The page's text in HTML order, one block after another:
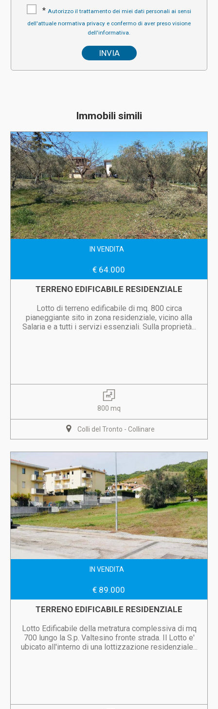
* Autorizzo il trattamento dei miei dati personali ai sensi
dell'attuale normativa privacy e confermo di aver preso visione
dell'informativa.
Immobili simili
IN VENDITA
€ 64.000
TERRENO EDIFICABILE RESIDENZIALE
Lotto di terreno edificabile di mq. 800 circa
pianeggiante sito in zona residenziale, vicino alla
Salaria e a tutti i servizi essenziali. Sulla proprietà...
800 mq
Colli del Tronto - Collinare
IN VENDITA
€ 89.000
TERRENO EDIFICABILE RESIDENZIALE
Lotto Edificabile della metratura complessiva di mq
700 lungo la S.p. Valtesino fronte strada. Il Lotto e'
ubicato all'interno di una lottizzazione residenziale...